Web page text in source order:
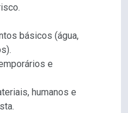
básicos (água,
e
humanos e